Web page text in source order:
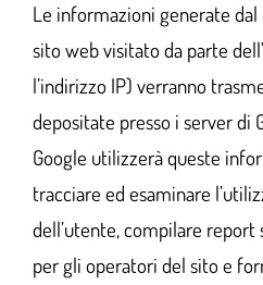
Le informazioni generate dal
sito web visitato da parte
l’indirizzo IP) verranno
depositate presso i server di
Google utilizzerà queste
tracciare ed esaminare
dell’utente, compilare
per gli operatori del sito e